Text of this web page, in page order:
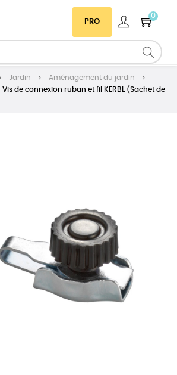
PRO
0
Jardin
Aménagement du jardin
Vis de connexion ruban et fil KERBL (Sachet de